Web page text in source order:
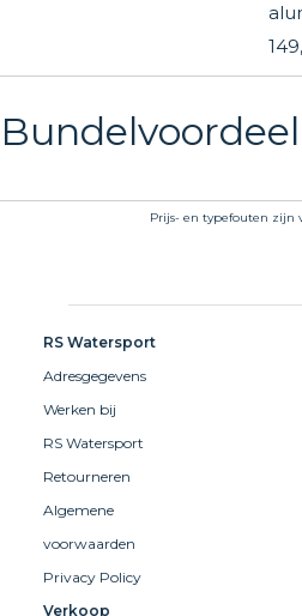
Bundelvoordeel
Prijs- en typefouten zijn
RS Watersport
Adresgegevens
Werken bij
RS Watersport
Retourneren
Algemene
voorwaarden
Privacy Policy
Verkoop